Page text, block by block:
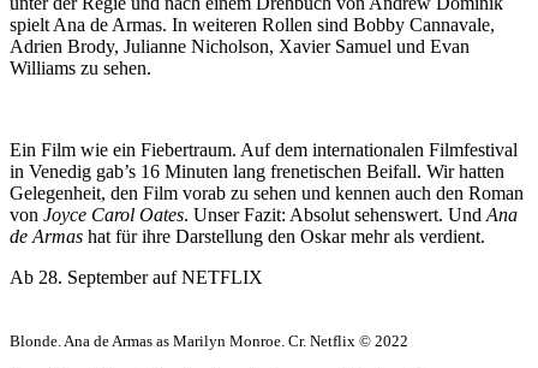
spielt Ana de Armas. In weiteren Rollen sind Bobby Cannavale,
Adrien Brody, Julianne Nicholson, Xavier Samuel und Evan
Williams zu sehen.
Ein Film wie ein Fiebertraum. Auf dem internationalen Filmfestival
in Venedig gab’s 16 Minuten lang frenetischen Beifall. Wir hatten
Gelegenheit, den Film vorab zu sehen und kennen auch den Roman
von Joyce Carol Oates. Unser Fazit: Absolut sehenswert. Und Ana
de Armas hat für ihre Darstellung den Oskar mehr als verdient.
Ab 28. September auf NETFLIX
Blonde. Ana de Armas as Marilyn Monroe. Cr. Netflix © 2022